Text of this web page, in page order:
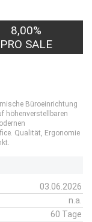
8,00%
PRO SALE
Büroeinrichtung
höhenverstellbaren
Qualität, Ergonomie
03.06.2026
n.a.
60 Tage